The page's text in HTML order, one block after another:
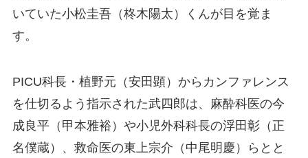
いていた小松圭吾（柊木陽太）くんが目を覚ま
す。
PICU科長・植野元（安田顕）からカンファレンス
を仕切るよう指示された武四郎は、麻酔科医の今
成良平（甲本雅裕）や小児外科科長の浮田彰（正
名僕蔵）、救命医の東上宗介（中尾明慶）らとと